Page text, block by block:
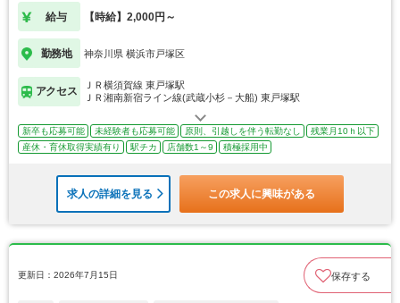
給与 【時給】2,000円～
勤務地 神奈川県 横浜市戸塚区
アクセス
ＪＲ横須賀線 東戸塚駅
ＪＲ湘南新宿ライン線(武蔵小杉－大船) 東戸塚駅
新卒も応募可能 未経験者も応募可能 原則、引越しを伴う転勤なし
残業月10ｈ以下
産休・育休取得実績有り
駅チカ 店舗数1～9 積極採用中
求人の詳細を見る この求人に興味がある
更新日：2026年7月15日 保存する